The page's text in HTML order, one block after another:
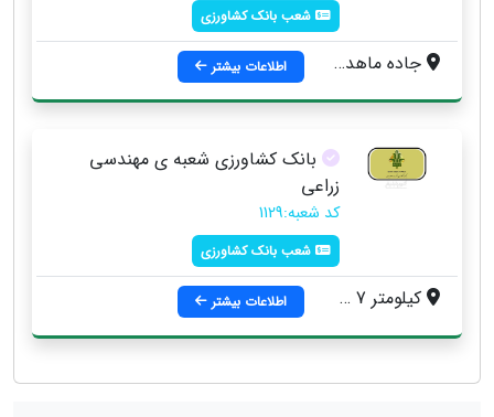
شعب بانک کشاورزی
جاده ماهدشت ، بعداز پل راه آهن اطلاعات بیشتر
بانک کشاورزی شعبه ی مهندسی
زراعی
کد شعبه:1129
شعب بانک کشاورزی
کیلومتر 7 جاده ماهدشت ، پلاک 21 اطلاعات بیشتر